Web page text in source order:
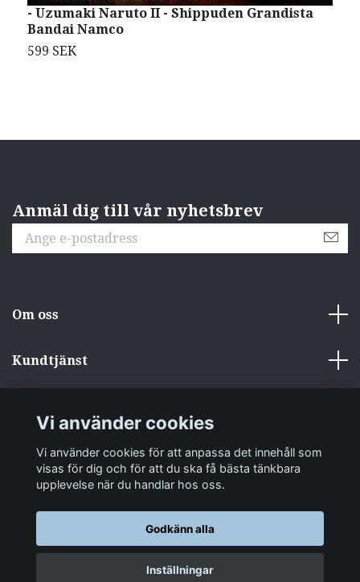
- Uzumaki Naruto II - Shippuden Grandista
Bandai Namco
599 SEK
Anmäl dig till vår nyhetsbrev
Om oss
Kundtjänst
Sociala medier
© 2026 zakkastore.se
Vi använder cookies
Vi använder cookies för att anpassa det innehåll som
visas för dig och för att du ska få bästa tänkbara
upplevelse när du handlar hos oss.
Godkänn alla
Inställningar